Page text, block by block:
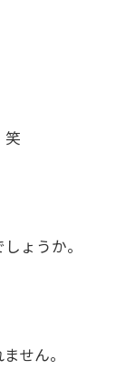
笑
ょうか。
せん。